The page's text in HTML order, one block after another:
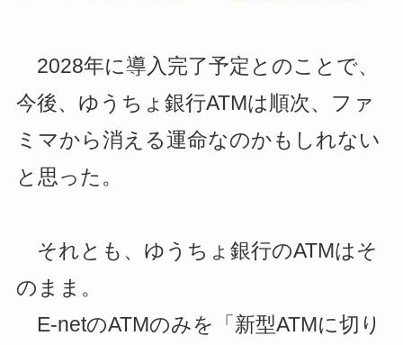
2028年に導入完了予定とのことで、
今後、ゆうちょ銀行ATMは順次、ファ
ミマから消える運命なのかもしれない
と思った。
それとも、ゆうちょ銀行のATMはそ
のまま。
E-netのATMのみを「新型ATMに切り